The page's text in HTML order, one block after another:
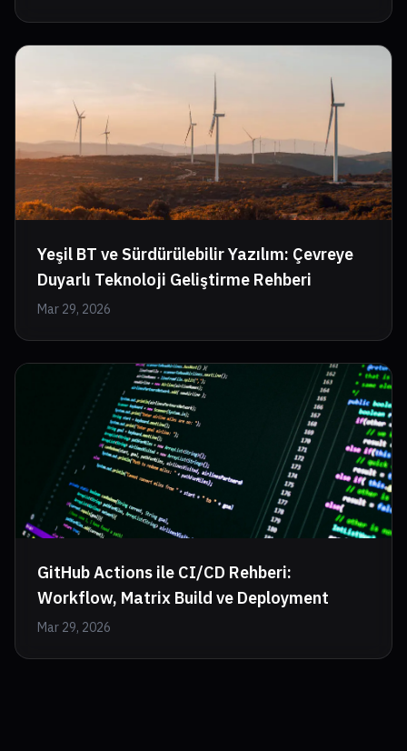
Yeşil BT ve Sürdürülebilir Yazılım: Çevreye
Duyarlı Teknoloji Geliştirme Rehberi
Mar 29, 2026
GitHub Actions ile CI/CD Rehberi:
Workflow, Matrix Build ve Deployment
Mar 29, 2026